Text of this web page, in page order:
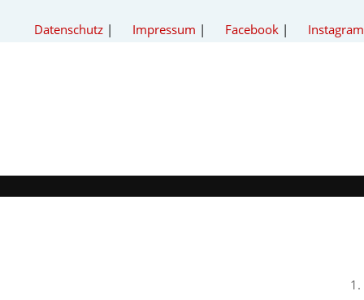
Datenschutz | Impressum | Facebook | Instagram